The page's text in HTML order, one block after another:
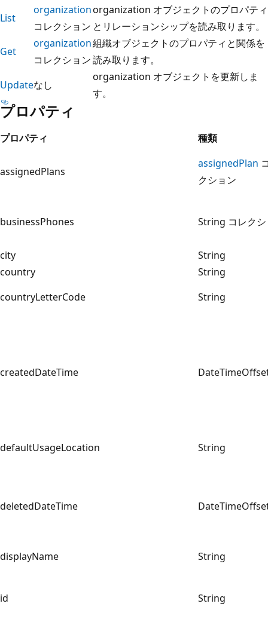
List
organization
コレクション
organization オブジェクトのプロパティ
とリレーションシップを読み取ります。
Get
organization
コレクション
組織オブジェクトのプロパティと関係を
読み取ります。
Updateなし
organization オブジェクトを更新しま
す。
プロパティ
プロパティ 種類
assignedPlans
assignedPlan
クション
businessPhones String コレク
city
String
country
String
countryLetterCode
String
createdDateTime
defaultUsageLocation String
deletedDateTime
displayName String
id String